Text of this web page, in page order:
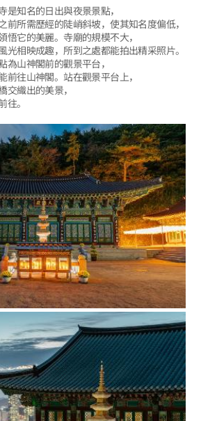
是知名的日出與夜景景點，
前所需歷經的陡峭斜坡，使其知名度偏低，
悟它的美麗。寺廟的規模不大，
光相映成趣，所到之處都能拍出精采照片。
為山神閣前的觀景平台，
前往山神閣。站在觀景平台上，
交織出的美景，
。